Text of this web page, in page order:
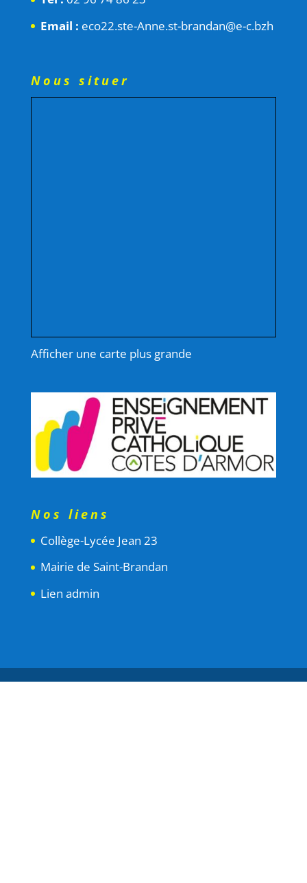
Email : eco22.ste-Anne.st-brandan@e-c.bzh
Nous situer
Afficher une carte plus grande
Nos liens
Collège-Lycée Jean 23
Mairie de Saint-Brandan
Lien admin